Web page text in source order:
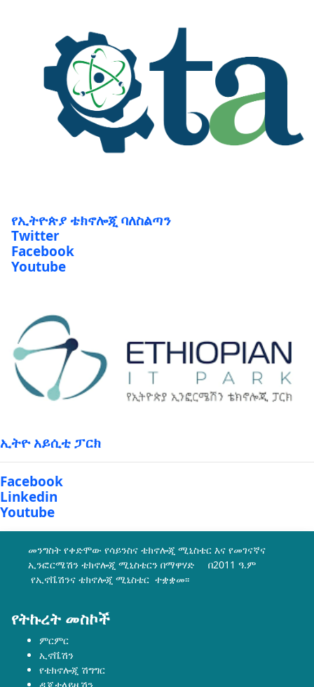
የኢትዮጵያ ቴክኖሎጂ ባለስልጣን
Twitter
Facebook
Youtube
ኢትዮ አይሲቲ ፓርክ
Facebook
Linkedin
Youtube
መንግስት የቀድሞው የሳይንስና ቴክኖሎጂ ሚኒስቴር እና የመገናኛና
ኢንፎርሜሽን ቴክኖሎጂ ሚኒስቴርን በማዋሃድ በ2011 ዓ.ም
የኢኖቬሽንና ቴክኖሎጂ ሚኒስቴር ተቋቋመ፡፡
የትኩረት መስኮች
ምርምር
ኢኖቬሽን
የቴክኖሎጂ ሽግግር